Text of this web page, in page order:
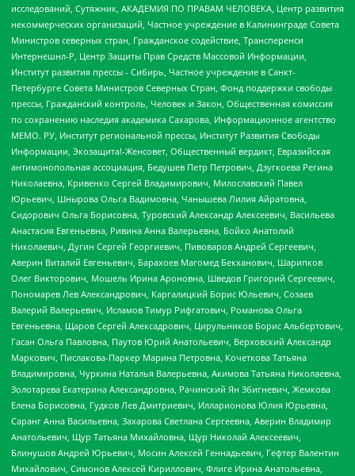
исследований, Сутяжник, АКАДЕМИЯ ПО ПРАВАМ ЧЕЛОВЕКА, Центр развития
некоммерческих организаций, Частное учреждение в Калининграде Совета
Министров северных стран, Гражданское содействие, Трансперенси
Интернешнл-Р, Центр Защиты Прав Средств Массовой Информации,
Институт развития прессы - Сибирь, Частное учреждение в Санкт-
Петербурге Совета Министров Северных Стран, Фонд поддержки свободы
прессы, Гражданский контроль, Человек и Закон, Общественная комиссия
по сохранению наследия академика Сахарова, Информационное агентство
МЕМО. РУ, Институт региональной прессы, Институт Развития Свободы
Информации, Экозащита!-Женсовет, Общественный вердикт, Евразийская
антимонопольная ассоциация, Бедушев Петр Петрович, Дзугкоева Регина
Николаевна, Кривенко Сергей Владимирович, Милославский Павел
Юрьевич, Шнырова Ольга Вадимовна, Чанышева Лилия Айратовна,
Сидорович Ольга Борисовна, Туровский Александр Алексеевич, Васильева
Анастасия Евгеньевна, Ривина Анна Валерьевна, Бойко Анатолий
Николаевич, Дугин Сергей Георгиевич, Пивоваров Андрей Сергеевич,
Аверин Виталий Евгеньевич, Барахоев Магомед Бекханович, Шарипков
Олег Викторович, Мошель Ирина Ароновна, Шведов Григорий Сергеевич,
Пономарев Лев Александрович, Каргалицкий Борис Юльевич, Созаев
Валерий Валерьевич, Исламов Тимур Рифгатович, Романова Ольга
Евгеньевна, Щаров Сергей Алексадрович, Цирульников Борис Альбертович,
Гасан Ольга Павловна, Паутов Юрий Анатольевич, Верховский Александр
Маркович, Пислакова-Паркер Марина Петровна, Кочеткова Татьяна
Владимировна, Чуркина Наталья Валерьевна, Акимова Татьяна Николаевна,
Золотарева Екатерина Александровна, Рачинский Ян Збигневич, Жемкова
Елена Борисовна, Гудков Лев Дмитриевич, Илларионова Юлия Юрьевна,
Саранг Анна Васильевна, Захарова Светлана Сергеевна, Аверин Владимир
Анатольевич, Щур Татьяна Михайловна, Щур Николай Алексеевич,
Блинушов Андрей Юрьевич, Мосин Алексей Геннадьевич, Гефтер Валентин
Михайлович, Симонов Алексей Кириллович, Флиге Ирина Анатольевна,